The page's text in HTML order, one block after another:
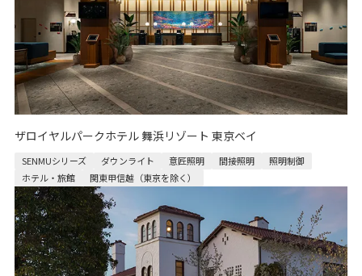
ザロイヤルパークホテル 舞浜リゾート 東京ベイ
SENMUシリーズ ダウンライト 意匠照明 間接照明
照明制御
ホテル・旅館
関東甲信越（東京を除く）